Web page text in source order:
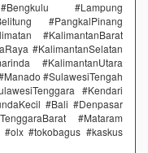
#Lampung
#PangkalPinang
#KalimantanBarat
#KalimantanSelatan
#KalimantanUtara
#SulawesiTengah
#Kendari
#Bali #Denpasar
#Mataram
#tokobagus #kaskus